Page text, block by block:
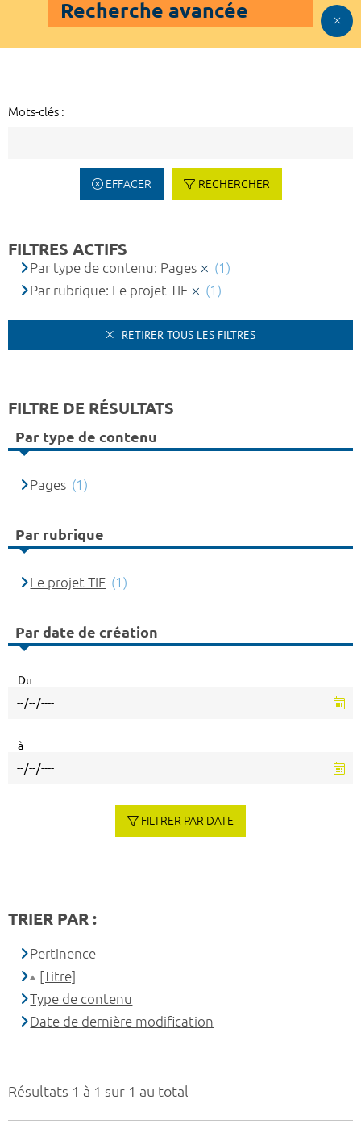
Recherche avancée
Mots-clés :
EFFACER RECHERCHER
Résultats 1 à 1 sur 1 au total
FILTRES ACTIFS
Par type de contenu: Pages
(1)
Par rubrique: Le projet TIE
(1)
RETIRER TOUS LES FILTRES
FILTRE DE RÉSULTATS
Par type de contenu
Pages (1)
Par rubrique
Le projet TIE (1)
Par date de création
Du
à
FILTRER PAR DATE
TRIER PAR :
Pertinence
[Titre]
Type de contenu
Date de dernière modification